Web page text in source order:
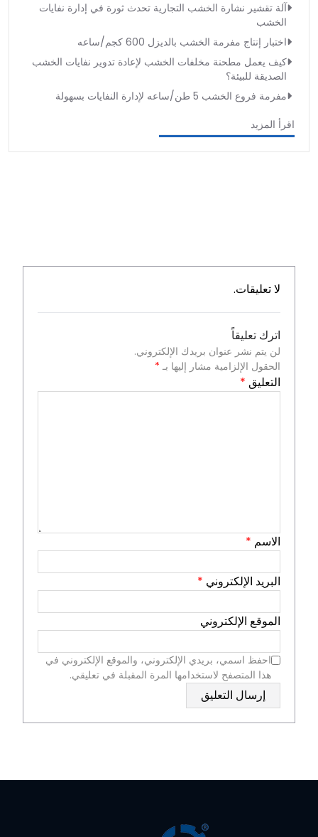
آلة تقشير نشارة الخشب التجارية تحدث ثورة في إدارة نفايات
الخشب
اختبار إنتاج مفرمة الخشب بالديزل 600 كجم/ساعه
كيف يعمل مطحنة مخلفات الخشب لإعادة تدوير نفايات الخشب
الصديقة للبيئة؟
مفرمة فروع الخشب 5 طن/ساعه لإدارة النفايات بسهولة
اقرأ المزيد
لا تعليقات.
اترك تعليقاً
لن يتم نشر عنوان بريدك الإلكتروني.
الحقول الإلزامية مشار إليها بـ *
التعليق *
الاسم *
البريد الإلكتروني *
الموقع الإلكتروني
احفظ اسمي، بريدي الإلكتروني، والموقع الإلكتروني في
هذا المتصفح لاستخدامها المرة المقبلة في تعليقي.